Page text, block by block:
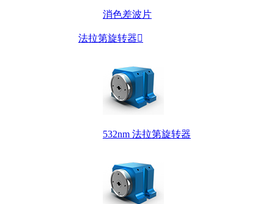
消色差波片
法拉第旋转器
532nm 法拉第旋转器